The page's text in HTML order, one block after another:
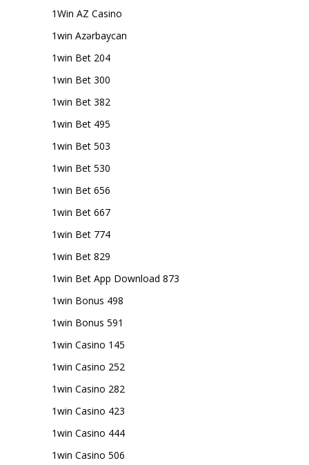
1Win AZ Casino
1win Azərbaycan
1win Bet 204
1win Bet 300
1win Bet 382
1win Bet 495
1win Bet 503
1win Bet 530
1win Bet 656
1win Bet 667
1win Bet 774
1win Bet 829
1win Bet App Download 873
1win Bonus 498
1win Bonus 591
1win Casino 145
1win Casino 252
1win Casino 282
1win Casino 423
1win Casino 444
1win Casino 506